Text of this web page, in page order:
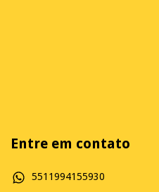
Entre em contato
5511994155930